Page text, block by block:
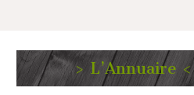
> L’Annuaire <